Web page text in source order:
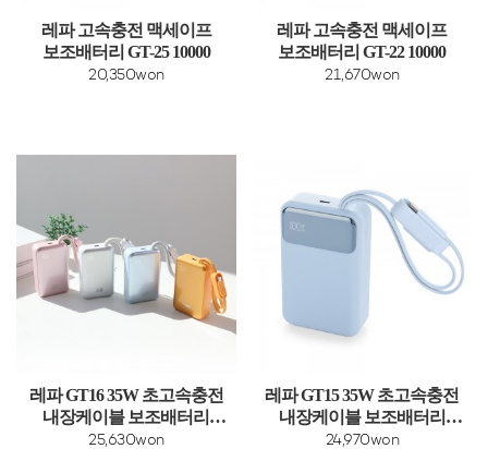
레파 고속충전 맥세이프
보조배터리 GT-25 10000
20,350won
레파 고속충전 맥세이프
보조배터리 GT-22 10000
21,670won
레파 GT16 35W 초고속충전
내장케이블 보조배터리
20000mAh
25,630won
레파 GT15 35W 초고속충전
내장케이블 보조배터리
20000mAh
24,970won